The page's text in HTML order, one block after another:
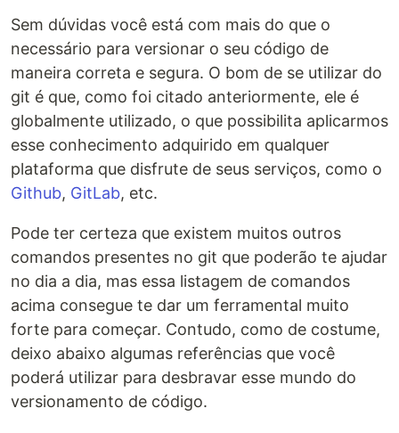
Sem dúvidas você está com mais do que o
necessário para versionar o seu código de
maneira correta e segura. O bom de se utilizar do
git é que, como foi citado anteriormente, ele é
globalmente utilizado, o que possibilita aplicarmos
esse conhecimento adquirido em qualquer
plataforma que disfrute de seus serviços, como o
Github, GitLab, etc.
Pode ter certeza que existem muitos outros
comandos presentes no git que poderão te ajudar
no dia a dia, mas essa listagem de comandos
acima consegue te dar um ferramental muito
forte para começar. Contudo, como de costume,
deixo abaixo algumas referências que você
poderá utilizar para desbravar esse mundo do
versionamento de código.